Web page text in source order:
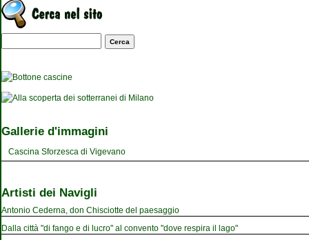
Maschera di ricerca
Gallerie d'immagini
Cascina Sforzesca di Vigevano
Artisti dei Navigli
Antonio Cederna, don Chisciotte del paesaggio
Dalla città "di fango e di lucro" al convento "dove respira il lago"